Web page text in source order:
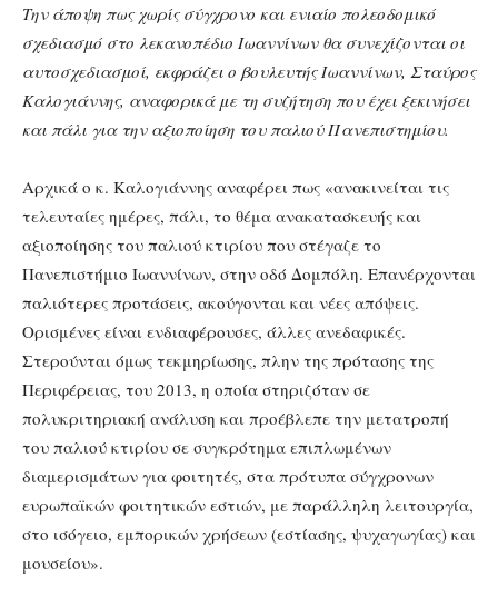
Την άποψη πως χωρίς σύγχρονο και ενιαίο πολεοδομικό
σχεδιασμό στο λεκανοπέδιο Ιωαννίνων θα συνεχίζονται οι
αυτοσχεδιασμοί, εκφράζει ο βουλευτής Ιωαννίνων, Σταύρος
Καλογιάννης, αναφορικά με τη συζήτηση που έχει ξεκινήσει
και πάλι για την αξιοποίηση του παλιού Πανεπιστημίου.
Αρχικά ο κ. Καλογιάννης αναφέρει πως «ανακινείται τις
τελευταίες ημέρες, πάλι, το θέμα ανακατασκευής και
αξιοποίησης του παλιού κτιρίου που στέγαζε το
Πανεπιστήμιο Ιωαννίνων, στην οδό Δομπόλη. Επανέρχονται
παλιότερες προτάσεις, ακούγονται και νέες απόψεις.
Ορισμένες είναι ενδιαφέρουσες, άλλες ανεδαφικές.
Στερούνται όμως τεκμηρίωσης, πλην της πρότασης της
Περιφέρειας, του 2013, η οποία στηριζόταν σε
πολυκριτηριακή ανάλυση και προέβλεπε την μετατροπή
του παλιού κτιρίου σε συγκρότημα επιπλωμένων
διαμερισμάτων για φοιτητές, στα πρότυπα σύγχρονων
ευρωπαϊκών φοιτητικών εστιών, με παράλληλη λειτουργία,
στο ισόγειο, εμπορικών χρήσεων (εστίασης, ψυχαγωγίας) και
μουσείου».